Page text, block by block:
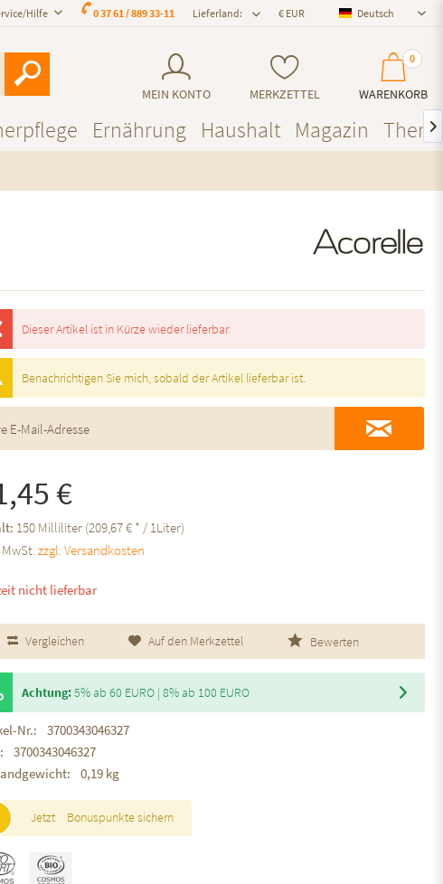
Deutsch
Deutsch
Lieferland:
0 37 61 / 889 33-11
Hilfe
MEIN KONTO MERKZETTEL
0
WARENKORB
Ernährung Haushalt Magazin 
Dieser Artikel ist in Kürze wieder lieferbar.
Benachrichtigen Sie mich, sobald der Artikel lieferbar ist.
€
150 Milliliter (209,67 € * / 1Liter)
MwSt.zzgl. Versandkosten
nicht lieferbar
Vergleichen Auf den Merkzettel Bewerten
Achtung:5% ab 60 EURO | 8% ab 100 EURO
Nr.:
3700343046327
3700343046327
0,19 kg
Jetzt Bonuspunkte sichern